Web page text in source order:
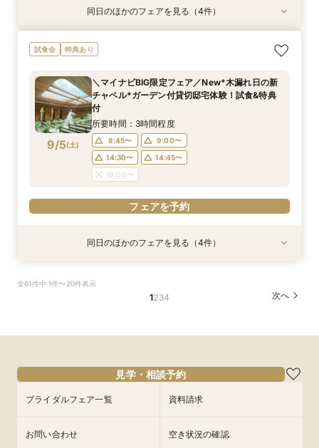
特典あり
9/4(金)
≪大好評！ペットとの結婚式≫ペットも安心まる
ごと相談*特典付
11:00〜
12:00〜
フェアを予約
特典あり
9/4(金)
【ガーデン挙式希望の方】都心で叶う海外ウエ
ディング体感×試食
11:00〜
12:00〜
フェアを予約
特典あり
9/4(金)
初見学でも安心◎「即決なし」アップ額が少ない
新プラン×試食付
11:00〜
12:00〜
フェアを予約
特典あり
9/4(金)
【料理ランクUP特典付】シェフ渾身和牛コース
試食×料理演出体験
11:00〜
12:00〜
フェアを予約
同日のほかのフェアを見る（4件）
試食会 特典あり
9/5(土)
＼マイナビBIG限定フェア／New*木漏れ日の新
チャペル*ガーデン付貸切邸宅体験！試食&特典
付
所要時間：3時間程度
8:45〜
9:00〜
14:30〜
14:45〜
18:00〜
フェアを予約
特典あり 動画あり
9/5
ディング体感×試食
特典あり
9/5
新プラン×試食付
特典あり
9/5
試食×料理演出体験
特典あり
9/5
ごと相談*特典付
同日のほかのフェアを見る（4件）
全61件中 1件〜20件表示
1234 次へ
見学・相談予約
ブライダルフェア一覧 資料請求
お問い合わせ 空き状況の確認